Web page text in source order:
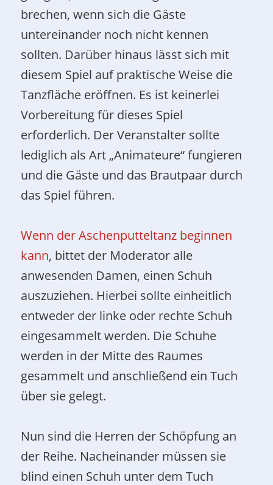
brechen, wenn sich die Gäste
untereinander noch nicht kennen
sollten. Darüber hinaus lässt sich mit
diesem Spiel auf praktische Weise die
Tanzfläche eröffnen. Es ist keinerlei
Vorbereitung für dieses Spiel
erforderlich. Der Veranstalter sollte
lediglich als Art „Animateure“ fungieren
und die Gäste und das Brautpaar durch
das Spiel führen.
Wenn der Aschenputteltanz beginnen
kann, bittet der Moderator alle
anwesenden Damen, einen Schuh
auszuziehen. Hierbei sollte einheitlich
entweder der linke oder rechte Schuh
eingesammelt werden. Die Schuhe
werden in der Mitte des Raumes
gesammelt und anschließend ein Tuch
über sie gelegt.
Nun sind die Herren der Schöpfung an
der Reihe. Nacheinander müssen sie
blind einen Schuh unter dem Tuch